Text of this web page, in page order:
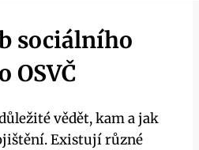
sociálního
OSVČ
vědět, kam a jak
Existují různé